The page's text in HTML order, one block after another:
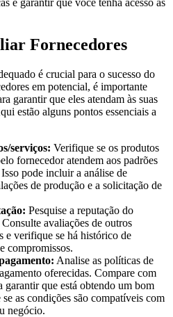
e garantir que você tenha acesso às
Fornecedores
é crucial para o sucesso do
em potencial, é importante
garantir que eles atendam às suas
estão alguns pontos essenciais a
serviços: Verifique se os produtos
fornecedor atendem aos padrões
pode incluir a análise de
de produção e a solicitação de
Pesquise a reputação do
avaliações de outros
e verifique se há histórico de
compromissos.
Analise as políticas de
oferecidas. Compare com
garantir que está obtendo um bom
se as condições são compatíveis com
negócio.